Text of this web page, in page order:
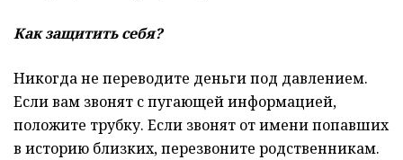
Как защитить себя?
Никогда не переводите деньги под давлением.
Если вам звонят с пугающей информацией,
положите трубку. Если звонят от имени попавших
в историю близких, перезвоните родственникам.